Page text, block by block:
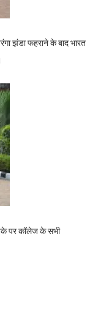
झंडा फहराने के बाद भारत
पर कॉलेज के सभी